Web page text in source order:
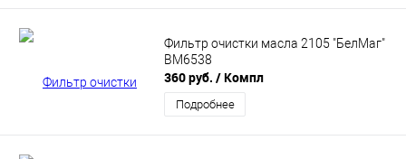
Фильтр очистки масла 2105 "БелМаг"
BM6538
360 руб. / Компл
Подробнее